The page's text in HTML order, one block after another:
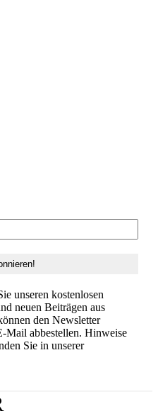
unseren kostenlosen
neuen Beiträgen aus
den Newsletter
Mail abbestellen. Hinweise
Sie in unserer